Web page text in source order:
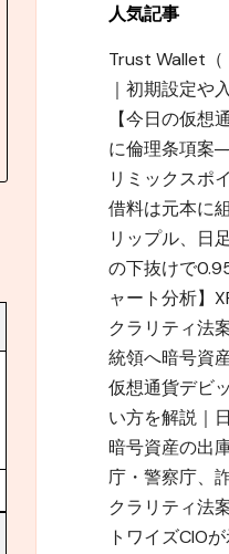
人気記事
Trust Wallet（
｜初期設定や
【今日の仮想
に倫理条項案
リミックスポ
借料は元本に
リップル、日
の下抜けで
ャート分析】
クラリティ法
統領へ暗号資
仮想通貨デビ
い方を解説｜
暗号資産の出
庁・警察庁、
クラリティ法
トワイズCIO